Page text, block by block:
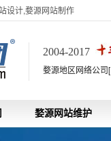
设计,婺源网站制作
2004-2017
婺源地区网络公司[
婺源网站维护